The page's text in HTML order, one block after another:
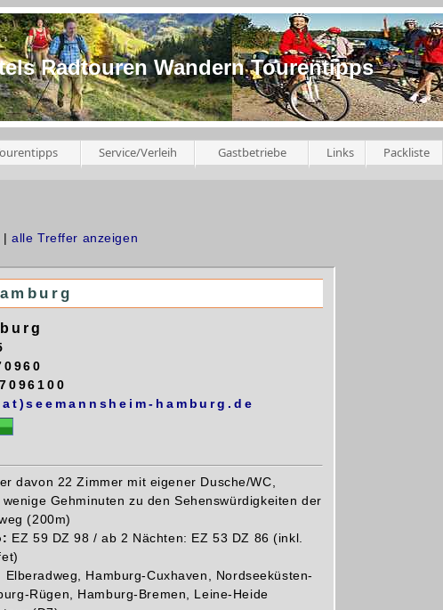
Radtouren Wandern Tourentipps
Service/Verleih Gastbetriebe Links Packliste
|alle Treffer anzeigen
hamburg.de
davon 22 Zimmer mit eigener Dusche/WC,
Gehminuten zu den Sehenswürdigkeiten der
(200m)
EZ 59 DZ 98 / ab 2 Nächten: EZ 53 DZ 86 (inkl.
Elberadweg, Hamburg-Cuxhaven, Nordseeküsten-
Rügen, Hamburg-Bremen, Leine-Heide